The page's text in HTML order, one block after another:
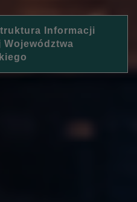
Informacji
Województwa